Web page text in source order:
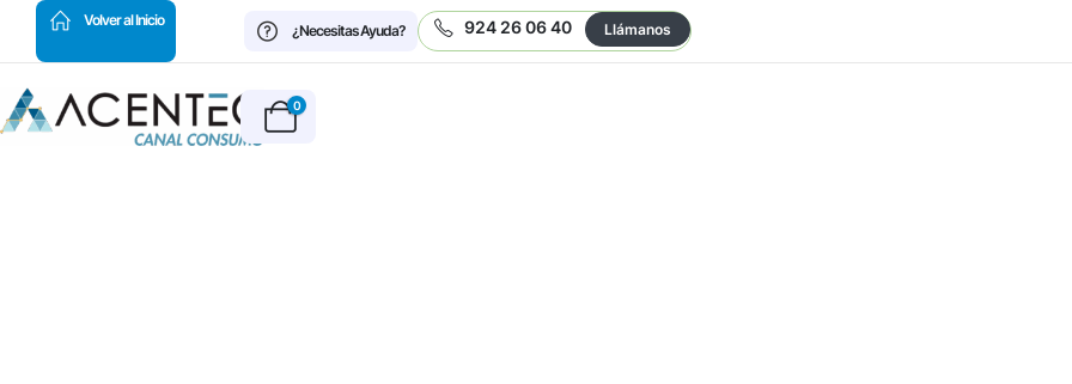
Volver al Inicio
¿Necesitas Ayuda?
924 26 06 40 Llámanos
0